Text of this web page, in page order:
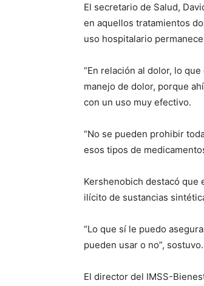
El secretario de Salud,
en aquellos tratamientos
uso hospitalario
“En relación al dolor, lo
manejo de dolor, porque
con un uso muy efectivo.
“No se pueden prohibir
esos tipos de
Kershenobich destacó
ilícito de sustancias
“Lo que sí le puedo
pueden usar o no”, sostuvo.
El director del IMSS-